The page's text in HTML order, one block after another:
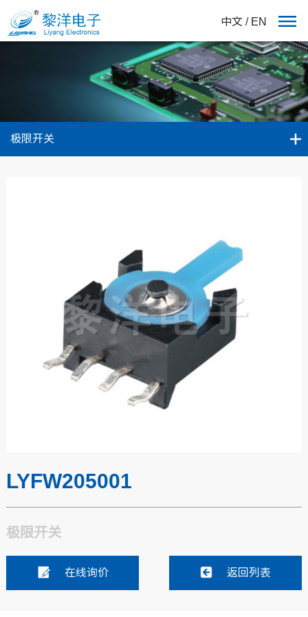
中文 / EN
极限开关
LYFW205001
极限开关
在线询价 返回列表